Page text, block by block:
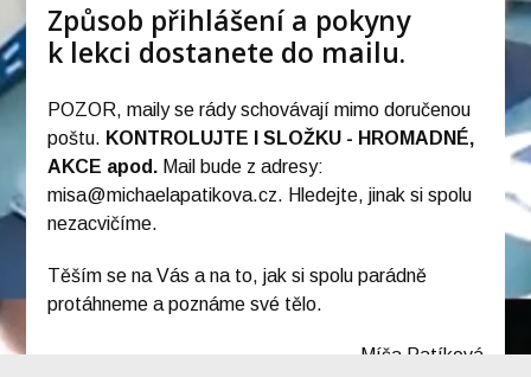
Způsob přihlášení a pokyny
k lekci dostanete do mailu.
POZOR, maily se rády schovávají mimo doručenou
poštu. KONTROLUJTE I SLOŽKU - HROMADNÉ,
AKCE apod. Mail bude z adresy:
misa@michaelapatikova.cz. Hledejte, jinak si spolu
nezacvičíme.
Těším se na Vás a na to, jak si spolu parádně
protáhneme a poznáme své tělo.
Míša Patíková